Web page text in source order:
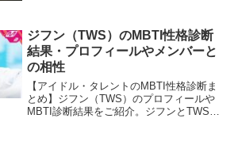
ジフン（TWS）のMBTI性格診断
結果・プロフィールやメンバーと
の相性
【アイドル・タレントのMBTI性格診断ま
とめ】ジフン（TWS）のプロフィールや
MBTI診断結果をご紹介。ジフンとTWSの